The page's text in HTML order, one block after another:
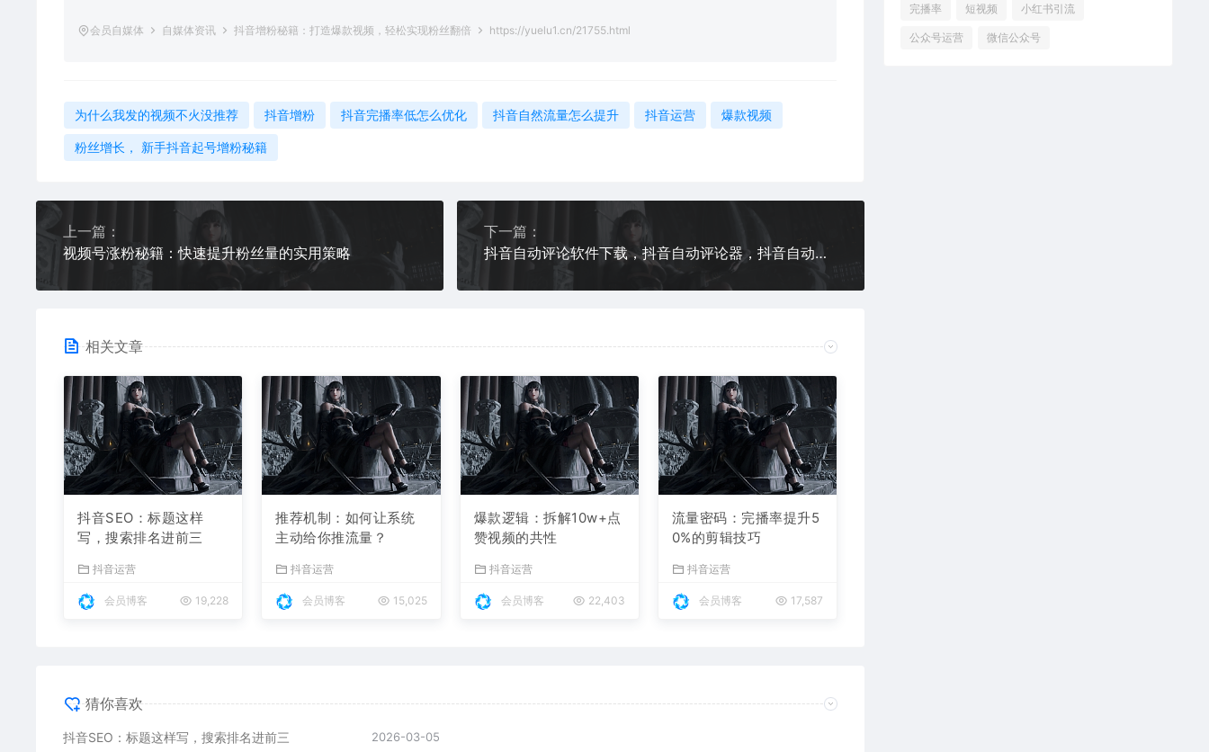
会员自媒体 自媒体资讯 抖音增粉秘籍：打造爆款视频，轻松实现粉丝翻倍 https://yuelu1.cn/21755.html
为什么我发的视频不火没推荐 抖音增粉 抖音完播率低怎么优化 抖音自然流量怎么提升 抖音运营 爆款视频
粉丝增长， 新手抖音起号增粉秘籍
上一篇：
视频号涨粉秘籍：快速提升粉丝量的实用策略
下一篇：
抖音自动评论软件下载，抖音自动评论器，抖音自动评论脚本
相关文章
抖音SEO：标题这样
写，搜索排名进前三
抖音运营
会员博客 19,228
推荐机制：如何让系统
主动给你推流量？
抖音运营
会员博客 15,025
爆款逻辑：拆解10w+点
赞视频的共性
抖音运营
会员博客 22,403
流量密码：完播率提升5
0%的剪辑技巧
抖音运营
会员博客 17,587
猜你喜欢
抖音SEO：标题这样写，搜索排名进前三 2026-03-05
完播率 短视频 小红书引流
公众号运营 微信公众号